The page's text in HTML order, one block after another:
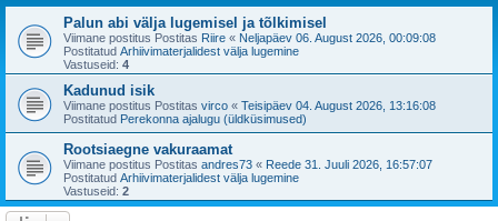
Palun abi välja lugemisel ja tõlkimisel
Viimane postitus Postitas Riire « Neljapäev 06. August 2026, 00:09:08
Postitatud Arhiivimaterjalidest välja lugemine
Vastuseid: 4
Kadunud isik
Viimane postitus Postitas virco « Teisipäev 04. August 2026, 13:16:08
Postitatud Perekonna ajalugu (üldküsimused)
Rootsiaegne vakuraamat
Viimane postitus Postitas andres73 « Reede 31. Juuli 2026, 16:57:07
Postitatud Arhiivimaterjalidest välja lugemine
Vastuseid: 2